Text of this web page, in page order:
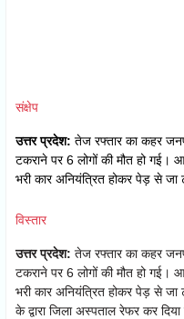
संक्षेप
उत्तर प्रदेश: तेज रफ्तार का कहर
टकराने पर 6 लोगों की मौत हो गई।
भरी कार अनियंत्रित होकर पेड़ से जा
विस्तार
उत्तर प्रदेश: तेज रफ्तार का कहर
टकराने पर 6 लोगों की मौत हो गई।
भरी कार अनियंत्रित होकर पेड़ से
के द्वारा जिला अस्पताल रेफर कर